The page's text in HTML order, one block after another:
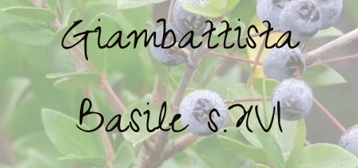
Giambattista
Basile s.XVI